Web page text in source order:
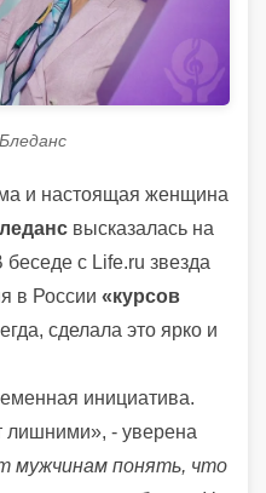
и настоящая женщина
высказалась на
с Life.ru звезда
в России «курсов
сделала это ярко и
инициатива.
лишними», - уверена
мужчинам понять, что